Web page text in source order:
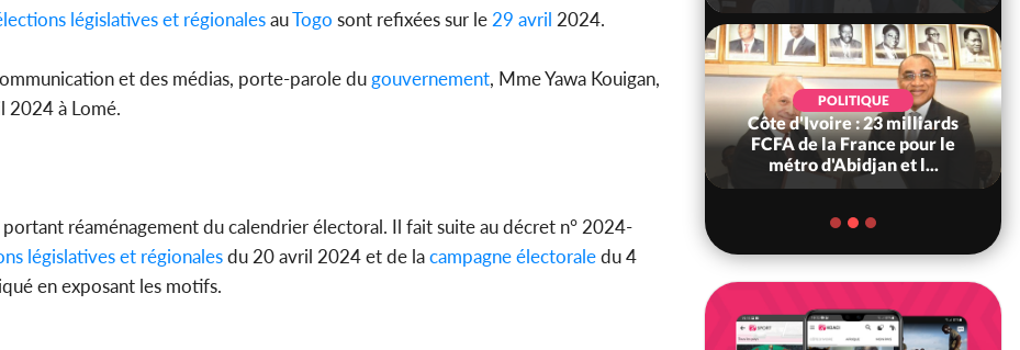
législatives et régionalesauTogo sont refixées sur le 29 avril 2024.
et des médias, porte-parole du gouvernement, Mme Yawa Kouigan,
2024 à Lomé.
réaménagement du calendrier électoral. Il fait suite au décret n° 2024-
législatives et régionalesdu 20 avril 2024 et de lacampagne électoraledu 4
en exposant les motifs.
POLITIQUE
Côte d'Ivoire : 23 milliards
FCFA de la France pour le
métro d'Abidjan et l...